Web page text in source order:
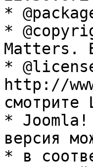
*
*
Matters.
*
http://
смотрите
* Joomla!
версия
* в